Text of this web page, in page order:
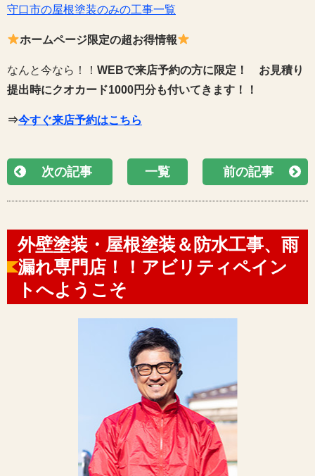
守口市の屋根塗装のみの工事一覧
ホームページ限定の超お得情報
なんと今なら！！ WEBで来店予約の方に限定！
お見積り
提出時にクオカード1000円分も付いてきます！！
⇒今すぐ来店予約はこちら
次の記事 一覧 前の記事
外壁塗装・屋根塗装＆防水工事、雨
漏れ専門店！！アビリティペイン
トへようこそ